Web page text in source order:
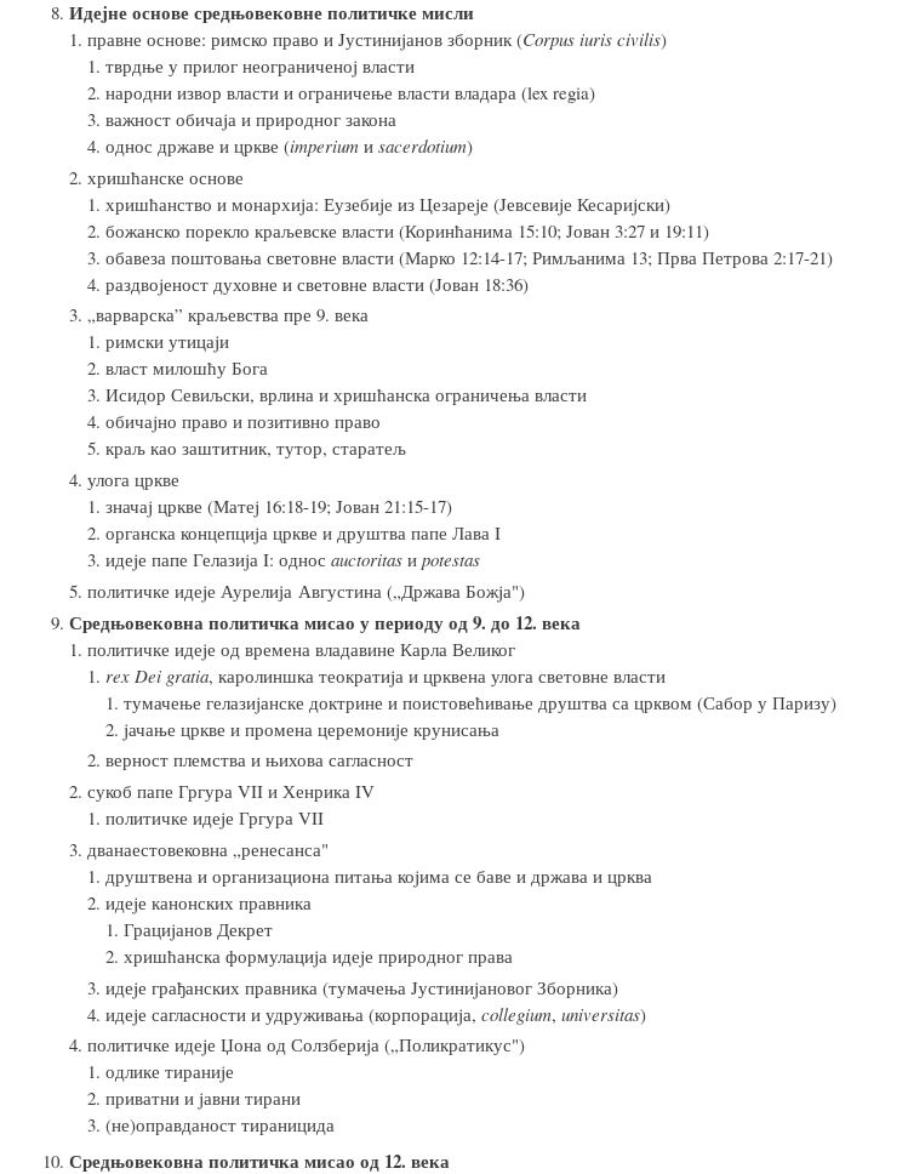
Идеjне основе средњовековне политичке мисли
правне основе: римско право и Jустиниjанов зборник (Corpus iuris civilis)
тврдње у прилог неограниченоj власти
народни извор власти и ограничење власти владара (lex regia)
важност обичаjа и природног закона
однос државе и цркве (imperium и sacerdotium)
хришћанске основе
хришћанство и монархиjа: Еузебиjе из Цезареjе (Jевсевиjе Кесариjски)
божанско порекло краљевске власти (Коринћанима 15:10; Jован 3:27 и 19:11)
обавеза поштовања световне власти (Марко 12:14-17; Римљанима 13; Прва Петрова 2:17-21)
раздвоjеност духовне и световне власти (Jован 18:36)
„варварска” краљевства пре 9. века
римски утицаjи
власт милошћу Бога
Исидор Севиљски, врлина и хришћанска ограничења власти
обичаjно право и позитивно право
краљ као заштитник, тутор, старатељ
улога цркве
значаj цркве (Матеj 16:18-19; Jован 21:15-17)
органска концепциjа цркве и друштва папе Лава I
идеjе папе Гелазиjа I: однос auctoritas и potestas
политичке идеjе Аурелија Августина („Држава Божjа")
Средњовековна политичка мисао у периоду од 9. до 12. века
политичке идеjе од времена владавине Карла Великог
rex Dei gratia, каролиншка теократиjа и црквена улога световне власти
тумачење гелазиjанске доктрине и поистовећивање друштва са црквом (Сабор у Паризу)
jачање цркве и промена церемониjе крунисања
верност племства и њихова сагласност
сукоб папе Гргура VII и Хенрика IV
политичке идеjе Гргура VII
дванаестовековна „ренесанса"
друштвена и организациона питања коjима се баве и држава и црква
идеjе канонских правника
Грациjанов Декрет
хришћанска формулациjа идеjе природног права
идеjе грађанских правника (тумачења Jустиниjановог Зборника)
идеjе сагласности и удруживања (корпорациjа, collegium, universitas)
политичке идеjе Џона од Солзбериjа („Поликратикус")
одлике тираниjе
приватни и jавни тирани
(не)оправданост тираницида
Средњовековна политичка мисао од 12. века